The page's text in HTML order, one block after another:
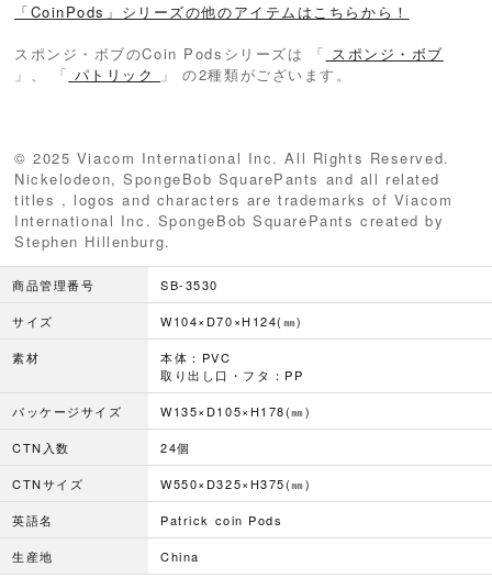
「CoinPods」シリーズの他のアイテムはこちらから！
スポンジ・ボブのCoin Podsシリーズは 「 スポンジ・ボブ
」、 「 パトリック 」 の2種類がございます。
© 2025 Viacom International Inc. All Rights Reserved.
Nickelodeon, SpongeBob SquarePants and all related
titles , logos and characters are trademarks of Viacom
International Inc. SpongeBob SquarePants created by
Stephen Hillenburg.
商品管理番号 SB-3530
サイズ W104×D70×H124(㎜)
素材
本体：PVC
取り出し口・フタ：PP
パッケージサイズ W135×D105×H178(㎜)
CTN入数 24個
CTNサイズ W550×D325×H375(㎜)
英語名 Patrick coin Pods
生産地 China